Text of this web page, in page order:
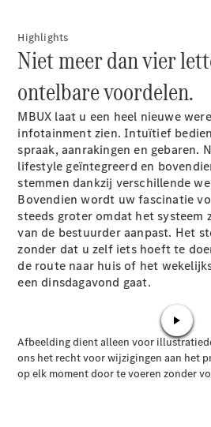
Alle modellen
Nieuwe modellen
Elektrische modellen
Plug-in Hybrid modellen
Limousine
CLA
Elektrisch
CLA
C-Klasse
Highlights
Niet meer dan vier
ontelbare voordelen.
MBUX laat u een heel nieuwe
infotainment zien. Intuïtief
spraak, aanrakingen en gebaren.
lifestyle geïntegreerd en
stemmen dankzij verschillende
Bovendien wordt uw fascinatie
steeds groter omdat het systeem
van de bestuurder aanpast. Het
zonder dat u zelf iets hoeft te
de route naar huis of het
een dinsdagavond gaat.